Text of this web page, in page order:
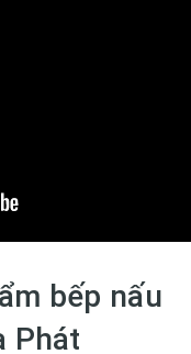
bếp nấu
Phát